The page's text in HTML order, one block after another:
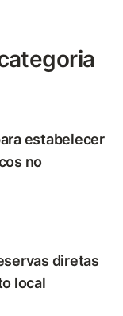
estabelecer
no
diretas
local